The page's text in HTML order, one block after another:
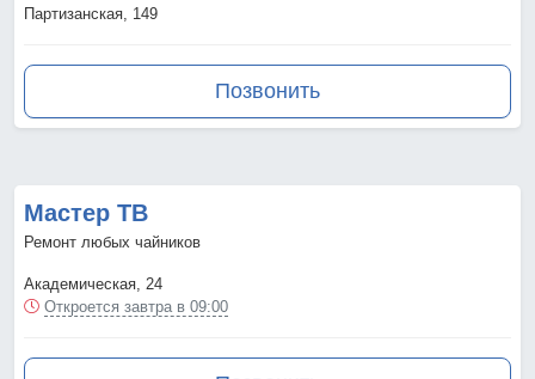
Партизанская, 149
Позвонить
Мастер ТВ
Ремонт любых чайников
Академическая, 24
Откроется завтра в 09:00